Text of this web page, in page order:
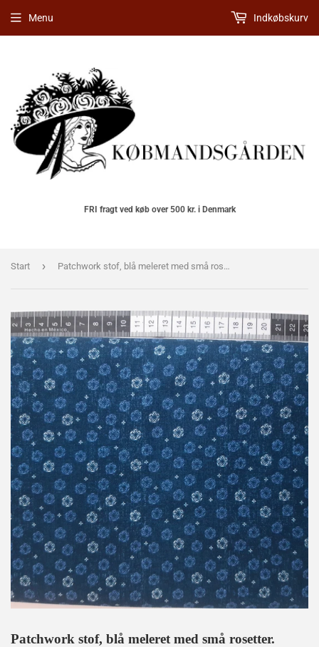
FRI fragt ved køb over 500 kr. i Denmark
Menu Indkøbskurv
Start › Patchwork stof, blå meleret med små rosetter.
Patchwork stof, blå meleret med små rosetter.